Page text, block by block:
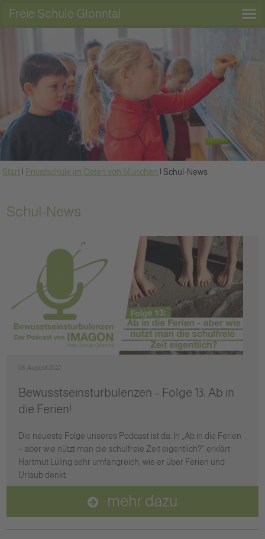
Freie Schule Glonntal
Start Privatschule im Osten von München Schul-News
Schul-News
06. August 2022
Bewusstseinsturbulenzen – Folge 13: Ab in
die Ferien!
Die neueste Folge unseres Podcast ist da. In „Ab in die Ferien
– aber wie nützt man die schulfreie Zeit eigentlich?“ erklärt
Hartmut Lüling sehr umfangreich, wie er über Ferien und
Urlaub denkt.
mehr dazu